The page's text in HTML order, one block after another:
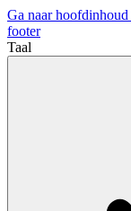
Ga naar hoofdinhoud
footer
Taal